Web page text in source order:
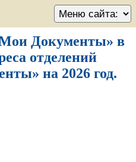
Документы» в
отделений
на 2026 год.